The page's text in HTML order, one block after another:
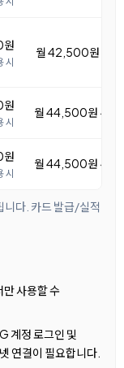
시
월 42,500원 ~
시
월 44,500원 ~
시
월 44,500원 ~
니다. 카드 발급/실적
사용할 수
계정 로그인 및
연결이 필요합니다.